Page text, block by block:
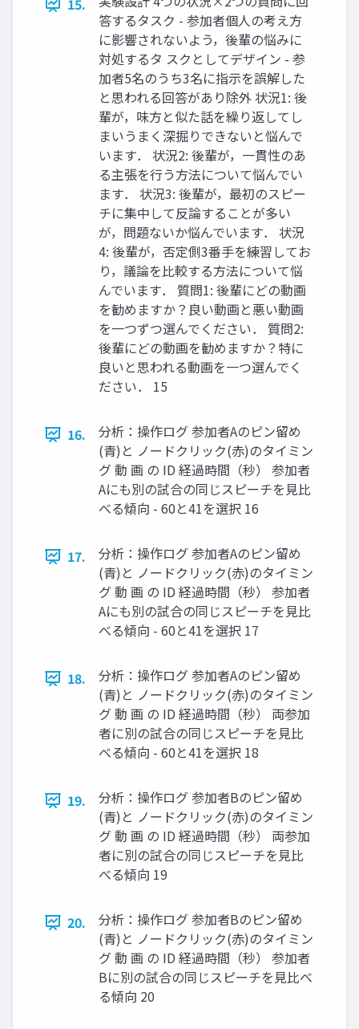
15.
答するタスク - 参加者個人の考え方
に影響されないよう，後輩の悩みに
対処するタ スクとしてデザイン - 参
加者5名のうち3名に指示を誤解した
と思われる回答があり除外 状況1: 後
輩が，味方と似た話を繰り返してし
まいうまく深掘りできないと悩んで
います． 状況2: 後輩が，一貫性のあ
る主張を行う方法について悩んでい
ます． 状況3: 後輩が，最初のスピー
チに集中して反論することが多い
が，問題ないか悩んでいます． 状況
4: 後輩が，否定側3番手を練習してお
り，議論を比較する方法について悩
んでいます． 質問1: 後輩にどの動画
を勧めますか？良い動画と悪い動画
を一つずつ選んでください． 質問2:
後輩にどの動画を勧めますか？特に
良いと思われる動画を一つ選んでく
ださい． 15
16.
分析：操作ログ 参加者Aのピン留め
(青)と ノードクリック(赤)のタイミン
グ 動 画 の ID 経過時間（秒） 参加者
Aにも別の試合の同じスピーチを見比
べる傾向 - 60と41を選択 16
17.
分析：操作ログ 参加者Aのピン留め
(青)と ノードクリック(赤)のタイミン
グ 動 画 の ID 経過時間（秒） 参加者
Aにも別の試合の同じスピーチを見比
べる傾向 - 60と41を選択 17
18.
分析：操作ログ 参加者Aのピン留め
(青)と ノードクリック(赤)のタイミン
グ 動 画 の ID 経過時間（秒） 両参加
者に別の試合の同じスピーチを見比
べる傾向 - 60と41を選択 18
19.
分析：操作ログ 参加者Bのピン留め
(青)と ノードクリック(赤)のタイミン
グ 動 画 の ID 経過時間（秒） 両参加
者に別の試合の同じスピーチを見比
べる傾向 19
20.
分析：操作ログ 参加者Bのピン留め
(青)と ノードクリック(赤)のタイミン
グ 動 画 の ID 経過時間（秒） 参加者
Bに別の試合の同じスピーチを見比べ
る傾向 20